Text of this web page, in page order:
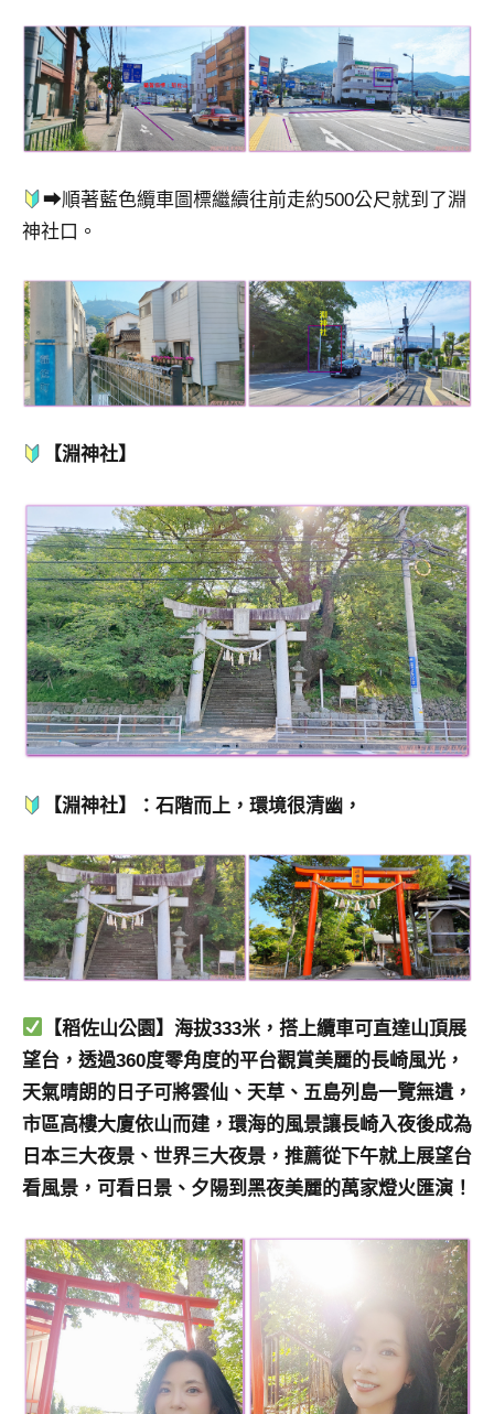
➡順著藍色纜車圖標繼續往前走約500公尺就到了淵
神社口。
【淵神社】
【淵神社】：石階而上，環境很清幽，
【稻佐山公園】海拔333米，搭上纜車可直達山頂展
望台，透過360度零角度的平台觀賞美麗的長崎風光，
天氣晴朗的日子可將雲仙、天草、五島列島一覽無遺，
市區高樓大廈依山而建，環海的風景讓長崎入夜後成為
日本三大夜景、世界三大夜景，推薦從下午就上展望台
看風景，可看日景、夕陽到黑夜美麗的萬家燈火匯演！